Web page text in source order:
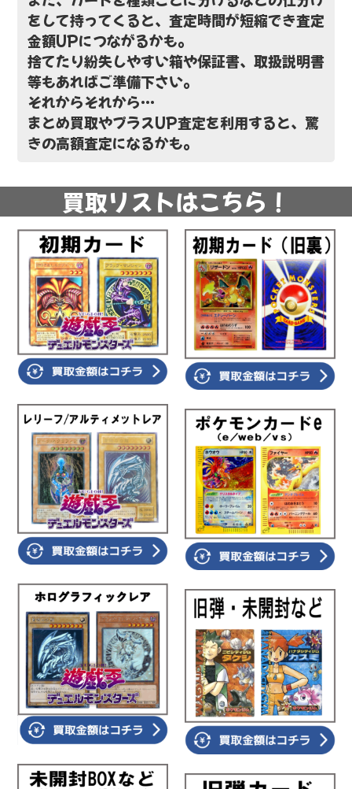
をして持ってくると、査定時間が短縮でき査定
金額UPにつながるかも。
捨てたり紛失しやすい箱や保証書、取扱説明書
等もあればご準備下さい。
それからそれから…
まとめ買取やプラスUP査定を利用すると、驚
きの高額査定になるかも。
買取リストはこちら！